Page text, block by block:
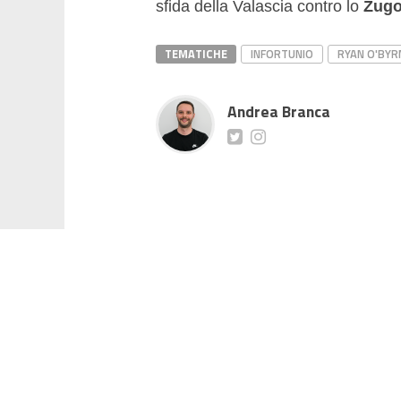
sfida della Valascia contro lo
TEMATICHE INFORTUNIO RYAN
Andrea Branca